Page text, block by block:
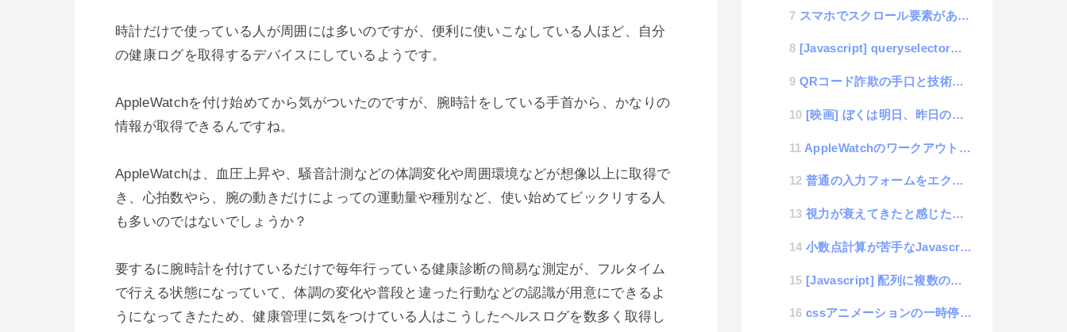
時計だけで使っている人が周囲には多いのですが、便利に使いこなしている人ほど、自分
の健康ログを取得するデバイスにしているようです。
AppleWatchを付け始めてから気がついたのですが、腕時計をしている手首から、かなりの
情報が取得できるんですね。
AppleWatchは、血圧上昇や、騒音計測などの体調変化や周囲環境などが想像以上に取得で
き、心拍数やら、腕の動きだけによっての運動量や種別など、使い始めてビックリする人
も多いのではないでしょうか？
要するに腕時計を付けているだけで毎年行っている健康診断の簡易な測定が、フルタイム
で行える状態になっていて、体調の変化や普段と違った行動などの認識が用意にできるよ
うになってきたため、健康管理に気をつけている人はこうしたヘルスログを数多く取得し
スマホでスクロール要素があると画面全体スクロールが動作しなくなる件
[Javascript] queryselectorの機種別不具合を見つけてしまった話
QRコード詐欺の手口と技術的解消法の思考
[映画] ぼくは明日、昨日のきみとデートする
AppleWatchのワークアウトが自動認識しづらくなったと感じたらやるべき事
普通の入力フォームをエクセルのように数式を登録して計算できるようにする方法
視力が衰えてきたと感じたので自分理論で回復を試みる思考
小数点計算が苦手なJavascript
[Javascript] 配列に複数の配列を混ぜ込む方法
cssアニメーションの一時停止ができる「animation-play-state」